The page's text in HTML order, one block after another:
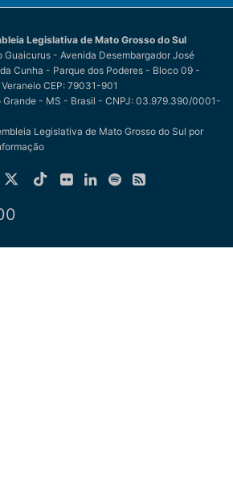
Legislativa de Mato Grosso do Sul
Guaicurus - Avenida Desembargador José
Cunha - Parque dos Poderes - Bloco 09 -
CEP: 79031-901
Grande - MS - Brasil - CNPJ: 03.979.390/0001-
Legislativa de Mato Grosso do Sul por